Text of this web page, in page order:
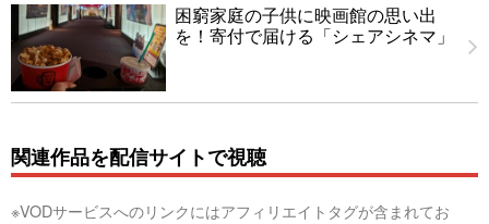
困窮家庭の子供に映画館の思い出
を！寄付で届ける「シェアシネマ」
関連作品を配信サイトで視聴
※VODサービスへのリンクにはアフィリエイトタグが含まれてお